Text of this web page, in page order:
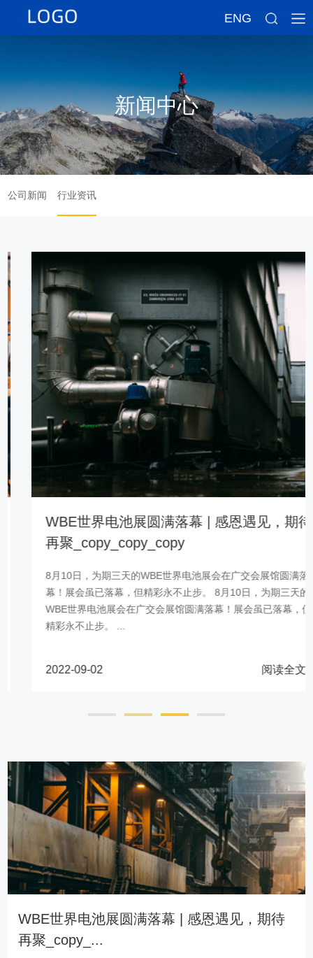
ENG
新闻中心
公司新闻 行业资讯
WBE世界电池展圆满落幕 | 感恩遇见，期待
再聚_copy_copy_copy
8月10日，为期三天的WBE世界电池展会在广交会展馆圆满落
幕！展会虽已落幕，但精彩永不止步。 8月10日，为期三天的
WBE世界电池展会在广交会展馆圆满落幕！展会虽已落幕，但
精彩永不止步。 ...
2022-09-02 阅读全文 >
WBE世界电池展圆满落幕 | 感恩遇见，期待
再聚_copy_...